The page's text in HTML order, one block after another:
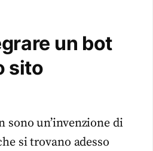
un bot
sito
sono un’invenzione di
si trovano adesso